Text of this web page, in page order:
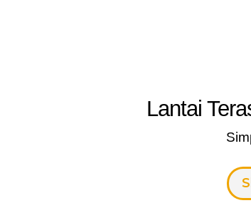
Lantai